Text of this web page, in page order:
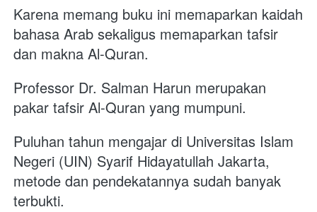
Karena memang buku ini memaparkan kaidah
bahasa Arab sekaligus memaparkan tafsir
dan makna Al-Quran.
Professor Dr. Salman Harun merupakan
pakar tafsir Al-Quran yang mumpuni.
Puluhan tahun mengajar di Universitas Islam
Negeri (UIN) Syarif Hidayatullah Jakarta,
metode dan pendekatannya sudah banyak
terbukti.